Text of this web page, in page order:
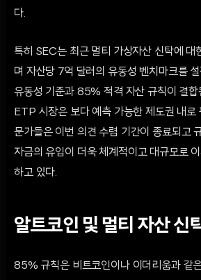
다.
특히 SEC는 최근 멀티 가상자산 신탁에 대
며 자산당 7억 달러의 유동성 벤치마크를
유동성 기준과 85% 적격 자산 규칙이 결합
ETP 시장은 보다 예측 가능한 제도권 내로
문가들은 이번 의견 수렴 기간이 종료되고
자금의 유입이 더욱 체계적이고 대규모로
하고 있다.
알트코인 및 멀티 자산 신
85% 규칙은 비트코인이나 이더리움과 같